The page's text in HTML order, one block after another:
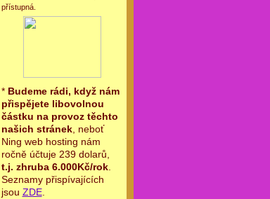
přístupná.
* Budeme rádi, když nám
přispějete libovolnou
částku na provoz těchto
našich stránek, neboť
Ning web hosting nám
ročně účtuje 239 dolarů,
t.j. zhruba 6.000Kč/rok.
Seznamy přispívajících
jsou ZDE.